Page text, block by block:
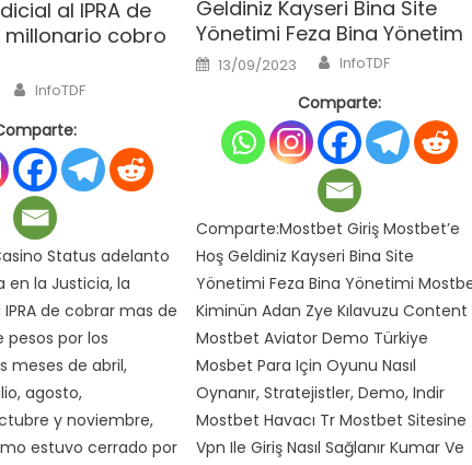
al IPRA de
cobro
Author
InfoTDF
Status adelanto
en la Justicia, la
de cobrar mas de
pesos por los
meses de abril,
agosto,
y noviembre,
estuvo cerrado por
Geldiniz Kayseri Bina Site
Yönetimi Feza Bina Yönetim
Posted
on
13/09/2023 Author
InfoTDF
Comparte:
Comparte:Mostbet Giriş Mostbet’e
Hoş Geldiniz Kayseri Bina Site
Yönetimi Feza Bina Yönetimi
Kiminün Adan Zye Kılavuzu Content
Mostbet Aviator Demo Türkiye ️
Mosbet Para Için Oyunu Nasıl
Oynanır, Stratejistler, Demo, Indir
Mostbet Havacı Tr Mostbet Sitesine
Vpn Ile Giriş Nasıl Sağlanır Kumar Ve